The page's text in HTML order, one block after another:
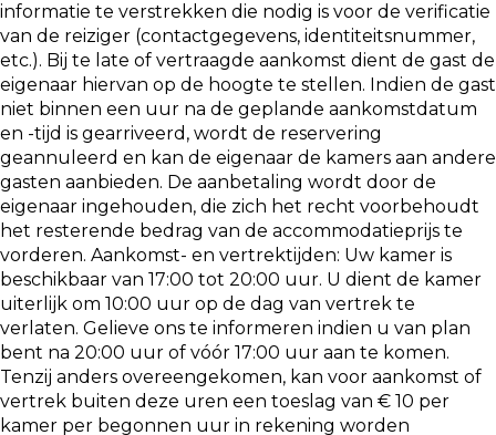
informatie te verstrekken die nodig is voor de verificatie
van de reiziger (contactgegevens, identiteitsnummer,
etc.). Bij te late of vertraagde aankomst dient de gast de
eigenaar hiervan op de hoogte te stellen. Indien de gast
niet binnen een uur na de geplande aankomstdatum
en -tijd is gearriveerd, wordt de reservering
geannuleerd en kan de eigenaar de kamers aan andere
gasten aanbieden. De aanbetaling wordt door de
eigenaar ingehouden, die zich het recht voorbehoudt
het resterende bedrag van de accommodatieprijs te
vorderen. Aankomst- en vertrektijden: Uw kamer is
beschikbaar van 17:00 tot 20:00 uur. U dient de kamer
uiterlijk om 10:00 uur op de dag van vertrek te
verlaten. Gelieve ons te informeren indien u van plan
bent na 20:00 uur of vóór 17:00 uur aan te komen.
Tenzij anders overeengekomen, kan voor aankomst of
vertrek buiten deze uren een toeslag van € 10 per
kamer per begonnen uur in rekening worden